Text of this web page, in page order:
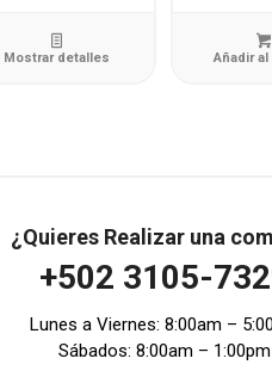
Mostrar detalles Añadir
¿Quieres Realizar una
+502 3105-
Lunes a Viernes: 8:00am –
Sábados: 8:00am – 1:00pm